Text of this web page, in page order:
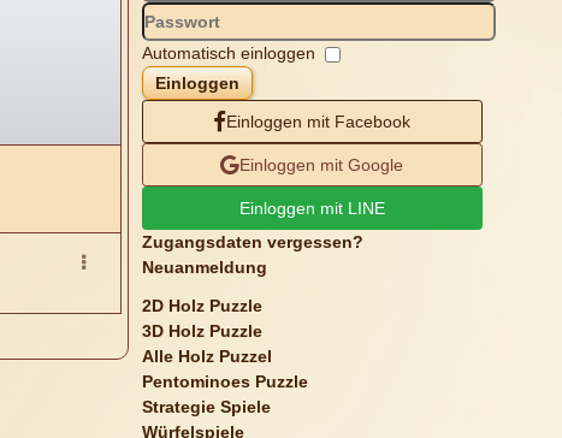
Automatisch einloggen
Einloggen
Einloggen mit Facebook
Einloggen mit Google
Einloggen mit LINE
Zugangsdaten vergessen?
Neuanmeldung
2D Holz Puzzle
3D Holz Puzzle
Alle Holz Puzzel
Pentominoes Puzzle
Strategie Spiele
Würfelspiele